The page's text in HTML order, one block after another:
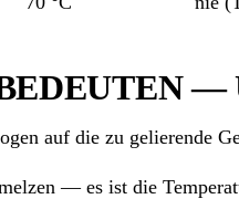
—
auf die zu gelierende
— es ist die